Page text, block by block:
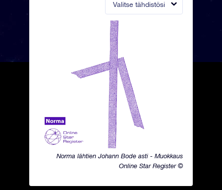
Valitse tähdistösi
Norma lähtien Johann Bode asti - Muokkaus
Online Star Register ©